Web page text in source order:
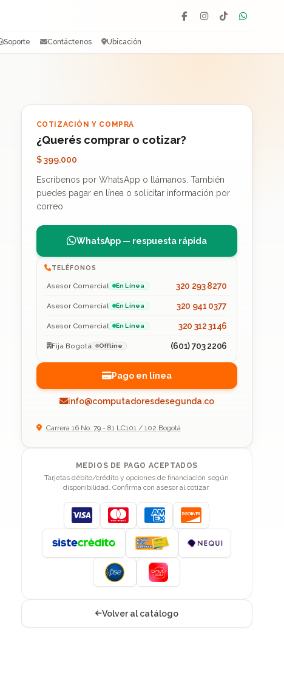
Facebook
Instagram
TikTok
Soporte Contáctenos Ubicación
COTIZACIÓN Y COMPRA
¿Querés comprar o cotizar?
$ 399.000
Escríbenos por WhatsApp o llámanos. También
puedes pagar en línea o solicitar información por
correo.
WhatsApp — respuesta rápida
TELÉFONOS
Asesor Comercial En Línea 320 293 8270
Asesor Comercial En Línea 320 941 0377
Asesor Comercial En Línea 320 312 3146
Fija Bogotá Offline (601) 703 2206
Pago en línea
info@computadoresdesegunda.co
Carrera 16 No. 79 - 81 LC101 / 102 Bogotá
MEDIOS DE PAGO ACEPTADOS
Tarjetas débito/crédito y opciones de financiación según
disponibilidad. Confirma con asesor al cotizar.
Visa MastercardAmerican Express
Discover
Volver al catálogo